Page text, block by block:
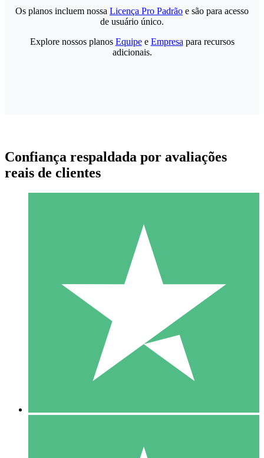
Pacotes de Créditos Individuais
Pague conforme o uso com créditos de download. Sem
1000
10 Downloads
Os planos incluem nossa Licença Pro Padrão e são para acesso
de usuário único.
Explore nossos planos Equipee Empresa para recursos
adicionais.
Confiança respaldada por avaliações
reais de clientes